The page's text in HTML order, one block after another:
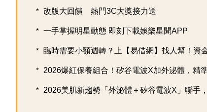
改版大回饋 熱門3C大獎接力送
一手掌握明星動態 即刻下載娛樂星聞APP
臨時需要小額週轉？上【易借網】找人幫！資
2026爆紅保養組合！矽谷電波X加外泌體，精
2026美肌新趨勢「外泌體＋矽谷電波X」聯手